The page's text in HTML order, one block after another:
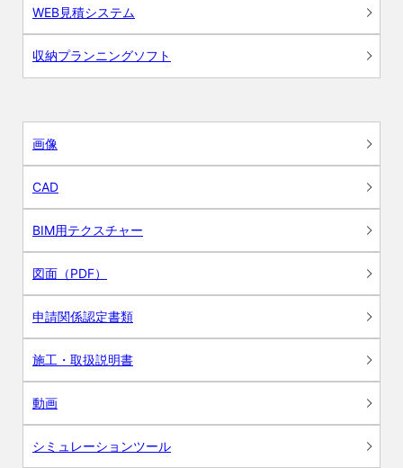
WEB見積システム
収納プランニングソフト
画像
CAD
BIM用テクスチャー
図面（PDF）
申請関係認定書類
施工・取扱説明書
動画
シミュレーションツール